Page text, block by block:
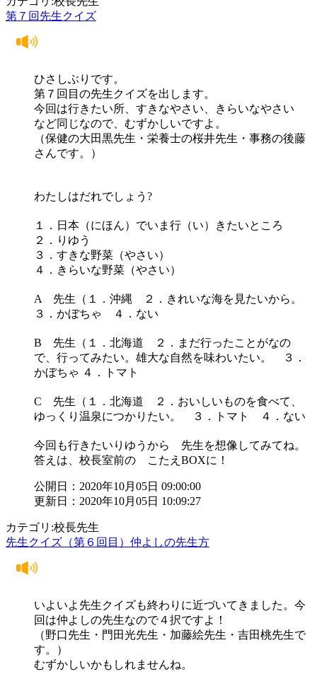
第７回先生クイズ
ひさしぶりです。
第７回目の先生クイズを出します。
今回は行きたい所、すきなやさい、きらいなやさい
など同じなので、むずかしいですよ。
（保健の大田黒先生・栄養士の桜井先生・事務の後藤
さんです。）
わたしはだれでしょう?
１．日本（にほん）でいま行（い）きたいところ
２．りゆう
３．すきな野菜（やさい）
４．きらいな野菜（やさい）
A 先生（１．沖縄 ２．きれいな海を見たいから。
３．かぼちゃ ４．ない
B 先生（１．北海道 ２．まだ行ったことがなの
で、行ってみたい。雄大な自然を味わいたい。 ３．
かぼちゃ ４．トマト
C 先生（１．北海道 ２．おいしいものを食べて、
ゆっくり温泉につかりたい。 ３．トマト ４．ない
今回も行きたいりゆうから 先生を想像してみてね。
答えは、校長室前の こたえBOXに！
公開日：2020年10月05日 09:00:00
更新日：2020年10月05日 10:09:27
カテゴリ:校長先生
先生クイズ（第６回目）仲よしの先生方
いよいよ先生クイズも終わりに近づいてきました。今
回は仲よしの先生なので４択ですよ！
（野口先生・門田光先生・加藤絵先生・吉田桃先生で
す。）
むずかしいかもしれませんね。